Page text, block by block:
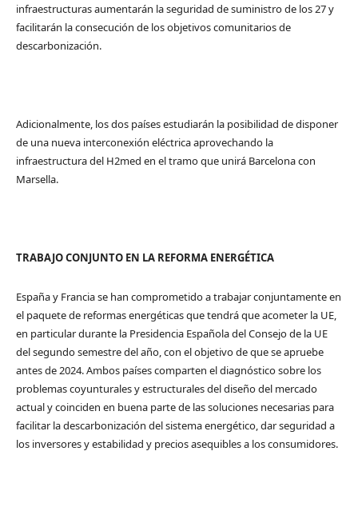
infraestructuras aumentarán la seguridad de suministro de los 27 y
facilitarán la consecución de los objetivos comunitarios de
descarbonización.
Adicionalmente, los dos países estudiarán la posibilidad de disponer
de una nueva interconexión eléctrica aprovechando la
infraestructura del H2med en el tramo que unirá Barcelona con
Marsella.
TRABAJO CONJUNTO EN LA REFORMA ENERGÉTICA
España y Francia se han comprometido a trabajar conjuntamente en
el paquete de reformas energéticas que tendrá que acometer la UE,
en particular durante la Presidencia Española del Consejo de la UE
del segundo semestre del año, con el objetivo de que se apruebe
antes de 2024. Ambos países comparten el diagnóstico sobre los
problemas coyunturales y estructurales del diseño del mercado
actual y coinciden en buena parte de las soluciones necesarias para
facilitar la descarbonización del sistema energético, dar seguridad a
los inversores y estabilidad y precios asequibles a los consumidores.